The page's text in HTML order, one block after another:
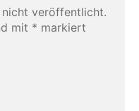
veröffentlicht.
mit * markiert